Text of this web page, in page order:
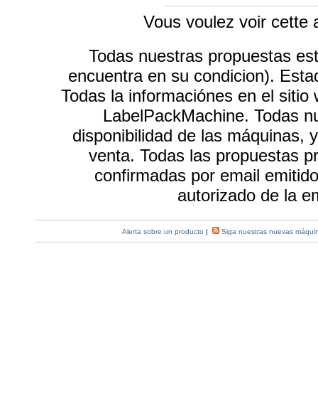
Vous voulez voir
Todas nuestras propuestas
encuentra en su condicion).
Todas la informaciónes en el
LabelPackMachine. Todas
disponibilidad de las máquinas,
venta. Todas las propuestas
confirmadas por email
autorizado de la
Alerta sobre un producto | Siga nuestras nuevas